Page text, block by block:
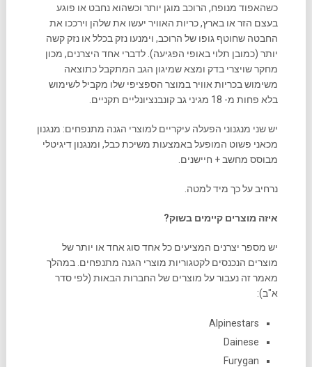
כשהאפוד מנופח, הרוכב מוגן יותר וכשהוא נחבט או פוגע
בעצם הזר או בארץ, כריות האוויר יעשו את שלהן וירככו את
החבטה שחוטף גופו של הרוכב, וימנעו נזק בכלל או נזק קשה
יותר (כמובן תלוי באופי הפגיעה). לדברי אחד היצרנים, מכון
מחקר שויצרי בדק ומצא שמיגון הגב המתקבל כתוצאה
משימוש בכריות אוויר במוצר הספציפי שלו מקביל לשימוש
בלא פחות מ- 18 מגיני גב קונבנציונליים תקניים.
יש שני מנגנוני הפעלה עיקריים למוצרי הגנה מתנפחים: מנגנון
מכאני פשוט המופעל באמצעות משיכת כבל, ומנגנון דיגיטלי
מבוסס מחשב + חיישנים.
נרחיב על כך מיד למטה.
איזה מוצרים קיימים בשוק?
יש מספר יצרנים המציעים כל אחד סוג אחד או יותר של
מוצרים הנכנסים לקטגוריות מוצרי הגנה מתנפחים. במהלך
מאמר זה נעבור על מוצרים של החברות הבאות (לפי סדר
א"ב):
Alpinestars
Dainese
Furygan